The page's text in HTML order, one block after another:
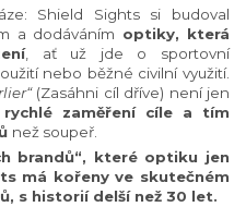
Shield Sights si budoval
a dodáváním optiky, která
, ať už jde o sportovní
nebo běžné civilní využití.
(Zasáhni cíl dříve) není jen
rychlé zaměření cíle a tím
než soupeř.
brandů“, které optiku jen
má kořeny ve skutečném
s historií delší než 30 let.